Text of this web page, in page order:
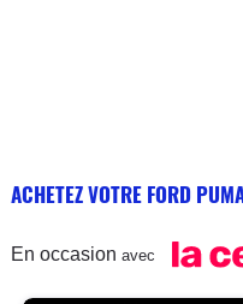
ACHETEZ VOTRE FORD
En occasion avec